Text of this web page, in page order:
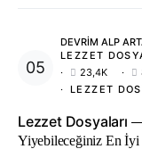
DEVRIM ALP
LEZZET
23,4K
LEZZET
Lezzet Dosyaları
Yiyebileceğiniz En